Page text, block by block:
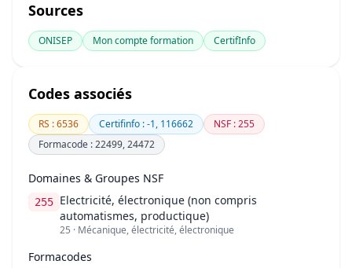
Sources
ONISEP Mon compte formation CertifInfo
Codes associés
RS : 6536 Certifinfo : -1, 116662
NSF : 255
Formacode : 22499, 24472
Domaines & Groupes NSF
255 Electricité, électronique (non compris
automatismes, productique)
25 · Mécanique, électricité, électronique
Formacodes